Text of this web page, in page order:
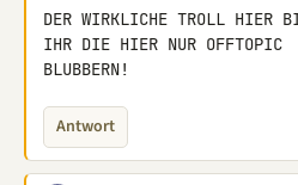
DER WIRKLICHE TROLL HIER
IHR DIE HIER NUR OFFTOPIC
BLUBBERN!
Antwort